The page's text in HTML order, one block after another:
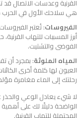
القرنية وعدسات الاتصال
هي سلاحك الأول في الحرب
الفيروسات: تُعتبر
أبرز المسببات للتهاب
الفوضى والتشتيت.
المياه الملوثة: بمجرد أن
العيون لها كلمة أخرى
رحلتك إلى الماء مغامرة
لا شيء يعادل الوعي والحذر
الواضحة دليلًا لك على
المحتملة للتهاب القرنية.